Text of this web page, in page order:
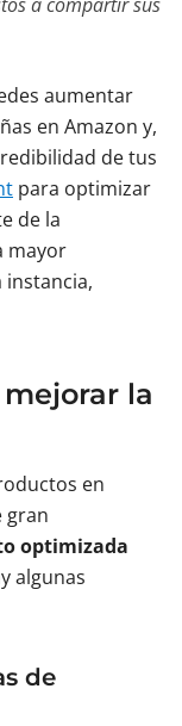
aumentar
en Amazon y,
de tus
para optimizar
de la
mayor
instancia,
la
en
gran
optimizada
algunas
de